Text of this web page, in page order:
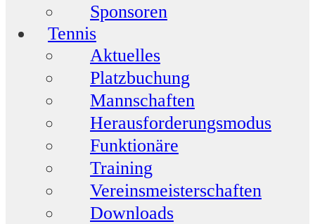
Sponsoren
Tennis
Aktuelles
Platzbuchung
Mannschaften
Herausforderungsmodus
Funktionäre
Training
Vereinsmeisterschaften
Downloads